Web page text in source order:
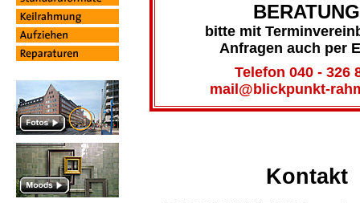
BERATUNG
bitte mit
Anfragen auch per
Telefon 040 - 326
mail@blickpunkt-
Kontakt